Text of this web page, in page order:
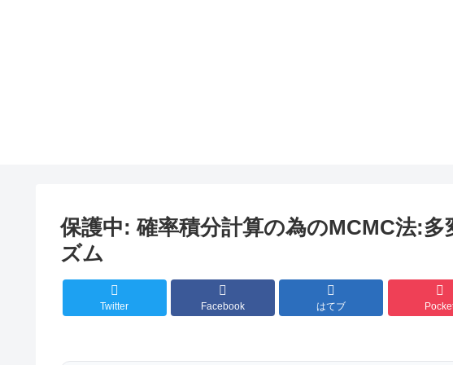
保護中: 確率積分計算の為のMCMC法:
ズム
Twitter Facebook はてブ